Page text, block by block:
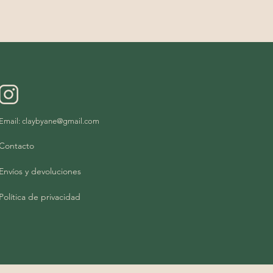
Email:claybyane@gmail.com
Envíos y devoluciones
Política de privacidad